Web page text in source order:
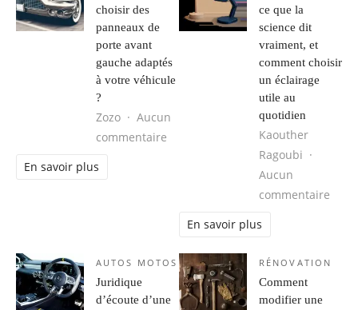
choisir des
panneaux de
porte avant
gauche adaptés
à votre véhicule
?
Zozo
Aucun
commentaire sur Comment choisir des
En savoir plus
ce que la
science dit
vraiment, et
comment choisir
un éclairage
utile au
quotidien
Kaouther
Ragoubi
Aucun
commentaire
En savoir plus
AUTOS MOTOS
Juridique
d’écoute d’une
RÉNOVATION
Comment
modifier une